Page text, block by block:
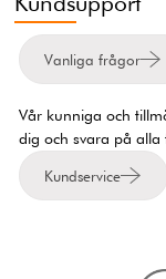
Vanliga frågor
Vår kunniga och
dig och svara på
Kundservice